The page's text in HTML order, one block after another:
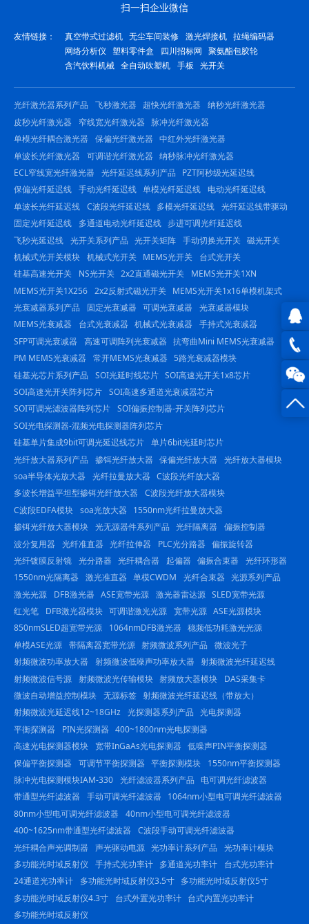
QQ在
线咨
询
0816
扫一扫企业微信
友情链接： 真空带式过滤机 无尘车间装修 激光焊接机 拉绳编码器
网络分析仪 塑料零件盒 四川招标网
聚氨酯包胶轮
含汽饮料机械 全自动吹塑机 手板 光开关
光纤激光器系列产品 飞秒激光器 超快光纤激光器
纳秒光纤激光器
皮秒光纤激光器
窄线宽光纤激光器
脉冲光纤激光器
单模光纤耦合激光器
保偏光纤激光器 中红外光纤激光器
单波长光纤激光器
可调谐光纤激光器 纳秒脉冲光纤激光器
ECL窄线宽光纤激光器
光纤延迟线系列产品
PZT阿秒级光延迟线
保偏光纤延迟线 手动光纤延迟线 单模光纤延迟线
电动光纤延迟线
单波长光纤延迟线 C波段光纤延迟线 多模光纤延迟线 光纤延迟线带驱动
固定光纤延迟线
多通道电动光纤延迟线 步进可调光纤延迟线
飞秒光延迟线 光开关系列产品 光开关矩阵 手动切换光开关 磁光开关
机械式光开关模块 机械式光开关 MEMS光开关
台式光开关
硅基高速光开关
NS光开关 2x2直通磁光开关
MEMS光开关1XN
MEMS光开关1X256 2x2反射式磁光开关
MEMS光开关1x16单模机架式
光衰减器系列产品
固定光衰减器 可调光衰减器
光衰减器模块
MEMS光衰减器
台式光衰减器 机械式光衰减器
手持式光衰减器
SFP可调光衰减器
高速可调阵列光衰减器 抗弯曲Mini MEMS光衰减器
PM MEMS光衰减器
常开MEMS光衰减器 5路光衰减器模块
硅基光芯片系列产品
SOI光延时线芯片 SOI高速光开关1x8芯片
SOI高速光开关阵列芯片 SOI高速多通道光衰减器芯片
SOI可调光滤波器阵列芯片 SOI偏振控制器-开关阵列芯片
SOI光电探测器-混频光电探测器阵列芯片
硅基单片集成9bit可调光延迟线芯片 单片6bit光延时芯片
光纤放大器系列产品
掺铒光纤放大器 保偏光纤放大器
光纤放大器模块
soa半导体光放大器
光纤拉曼放大器 C波段光纤放大器
多波长增益平坦型掺铒光纤放大器
C波段光纤放大器模块
C波段EDFA模块 soa光放大器
1550nm光纤拉曼放大器
掺铒光纤放大器模块 光无源器件系列产品 光纤隔离器
偏振控制器
波分复用器
光纤准直器 光纤拉伸器 PLC光分路器
偏振旋转器
光纤镀膜反射镜 光分路器 光纤耦合器 起偏器 偏振合束器
光纤环形器
1550nm光隔离器
激光准直器 单模CWDM 光纤合束器
光源系列产品
激光光源
DFB激光器 ASE宽带光源 激光器雷达源 SLED宽带光源
红光笔
DFB激光器模块 可调谐激光光源 宽带光源 ASE光源模块
850nmSLED超宽带光源
1064nmDFB激光器 稳频低功耗激光光源
单模ASE光源 带隔离器宽带光源 射频微波系列产品
微波光子
射频微波功率放大器
射频微波低噪声功率放大器 射频微波光纤延迟线
射频微波信号源 射频微波光传输模块 射频放大器模块
DAS采集卡
微波自动增益控制模块 无源标签 射频微波光纤延迟线（带放大）
射频微波光延迟线12~18GHz 光探测器系列产品 光电探测器
平衡探测器
PIN光探测器 400~1800nm光电探测器
高速光电探测器模块
宽带InGaAs光电探测器 低噪声PIN平衡探测器
保偏平衡探测器
可调节平衡探测器 平衡探测模块
1550nm平衡探测器
脉冲光电探测模块IAM-330 光纤滤波器系列产品
电可调光纤滤波器
带通型光纤滤波器
手动可调光纤滤波器
1064nm小型电可调光纤滤波器
80nm小型电可调光纤滤波器
40nm小型电可调光纤滤波器
400~1625nm带通型光纤滤波器
C波段手动可调光纤滤波器
光纤耦合声光调制器
声光驱动电源 光功率计系列产品
光功率计模块
多功能光时域反射仪
手持式光功率计 多通道光功率计
台式光功率计
24通道光功率计
多功能光时域反射仪3.5寸
多功能光时域反射仪5寸
多功能光时域反射仪4.3寸
台式外置光功率计
台式内置光功率计
多功能光时域反射仪